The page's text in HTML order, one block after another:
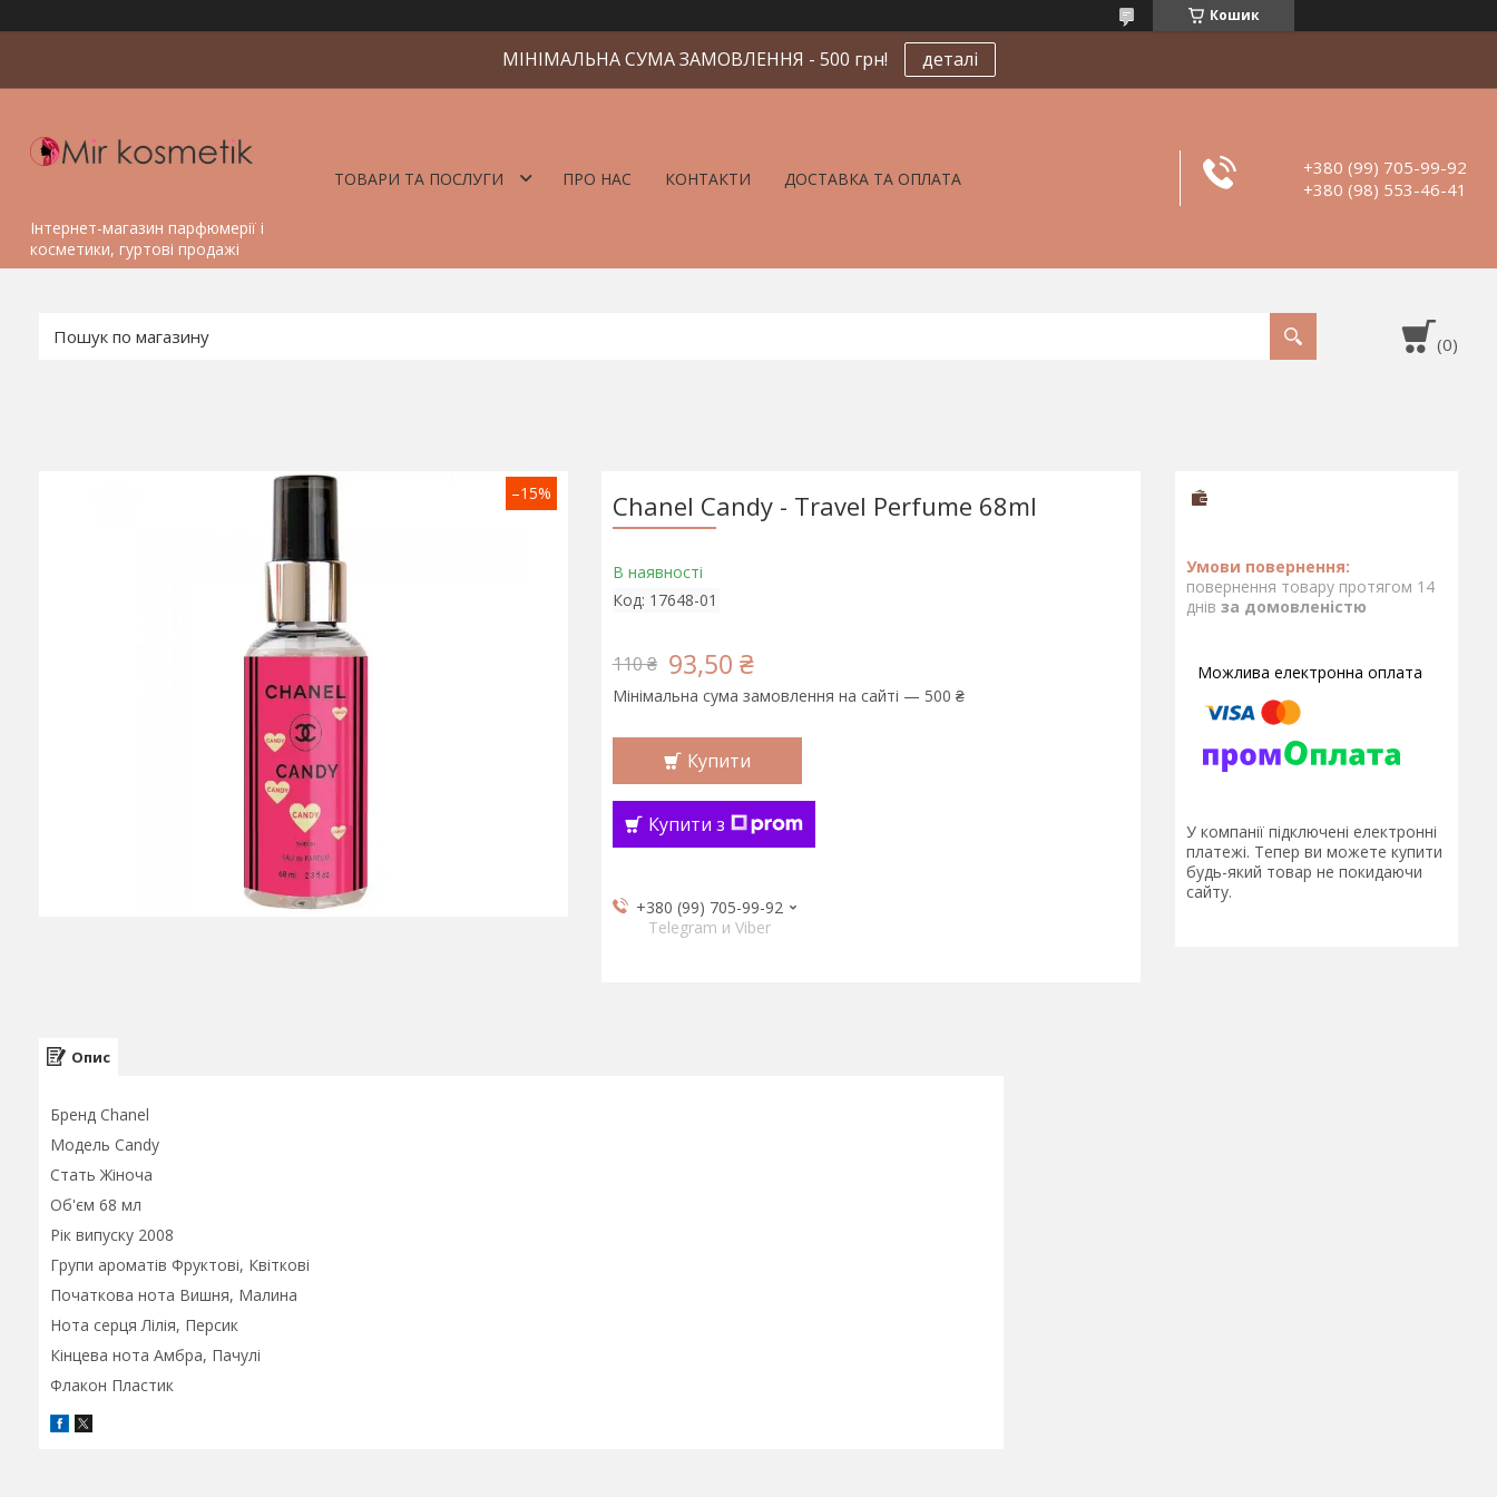
Кошик
МІНІМАЛЬНА СУМА ЗАМОВЛЕННЯ - 500 грн! деталі
Інтернет-магазин парфюмерії і
косметики, гуртові продажі
ТОВАРИ ТА ПОСЛУГИ ПРО НАС КОНТАКТИ ДОСТАВКА ТА ОПЛАТА
+380 (99) 705-99-92
+380 (98) 553-46-41
–15% Chanel Candy - Travel Perfume 68ml
В наявності
Код: 17648-01
110 ₴ 93,50 ₴
Мінімальна сума замовлення на сайті — 500 ₴
Купити
Купити з
+380 (99) 705-99-92
Telegram и Viber
повернення товару протягом 14
днів за домовленістю
У компанії підключені електронні
платежі. Тепер ви можете купити
будь-який товар не покидаючи
сайту.
Опис
Бренд Chanel
Модель Candy
Стать Жіноча
Об'єм 68 мл
Рік випуску 2008
Групи ароматів Фруктові, Квіткові
Початкова нота Вишня, Малина
Нота серця Лілія, Персик
Кінцева нота Амбра, Пачулі
Флакон Пластик